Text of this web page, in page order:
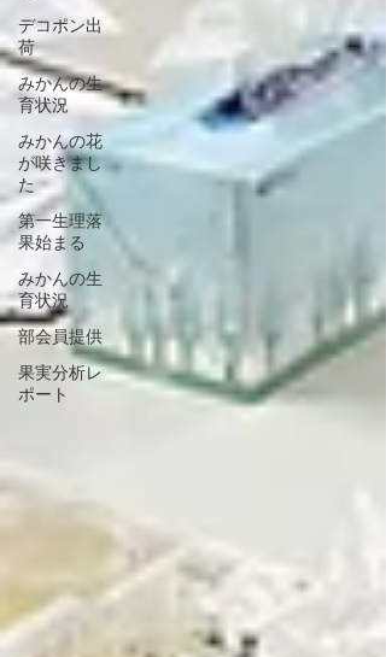
デコポン出
荷
みかんの生
育状況
みかんの花
が咲きまし
た
第一生理落
果始まる
みかんの生
育状況
部会員提供
果実分析レ
ポート